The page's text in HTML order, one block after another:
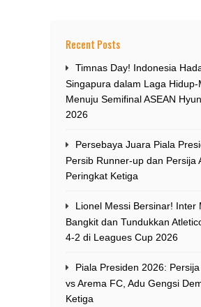
Recent Posts
Timnas Day! Indonesia
Singapura dalam Laga Hidup-
Menuju Semifinal ASEAN
2026
Persebaya Juara Piala
Persib Runner-up dan Persija
Peringkat Ketiga
Lionel Messi Bersinar! Inter
Bangkit dan Tundukkan
4-2 di Leagues Cup 2026
Piala Presiden 2026:
vs Arema FC, Adu Gengsi
Ketiga